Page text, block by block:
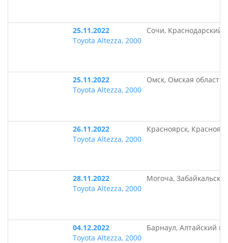
25.11.2022
Toyota Altezza, 2000
Сочи, Краснодарский
25.11.2022
Toyota Altezza, 2000
Омск, Омская область
26.11.2022
Toyota Altezza, 2000
Красноярск,
28.11.2022
Toyota Altezza, 2000
Могоча,
04.12.2022
Toyota Altezza, 2000
Барнаул, Алтайский